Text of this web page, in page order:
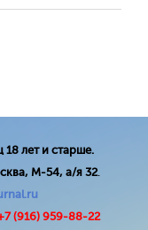
лет и старше.
М-54, а/я 32.
(916) 959-88-22